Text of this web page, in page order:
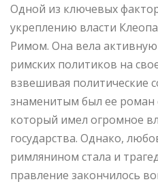
Одной из ключевых
укреплению власти
Римом. Она вела
римских политиков на
взвешивая политические
знаменитым был ее
который имел огромное
государства. Однако,
римлянином стала и
правление закончилось